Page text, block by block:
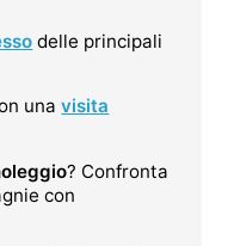
delle principali
unavisita
? Confronta
con